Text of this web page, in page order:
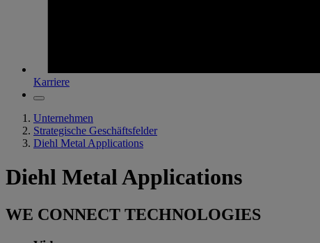
Karriere
Unternehmen
Strategische Geschäftsfelder
Diehl Metal Applications
Diehl Metal Applications
WE CONNECT TECHNOLOGIES